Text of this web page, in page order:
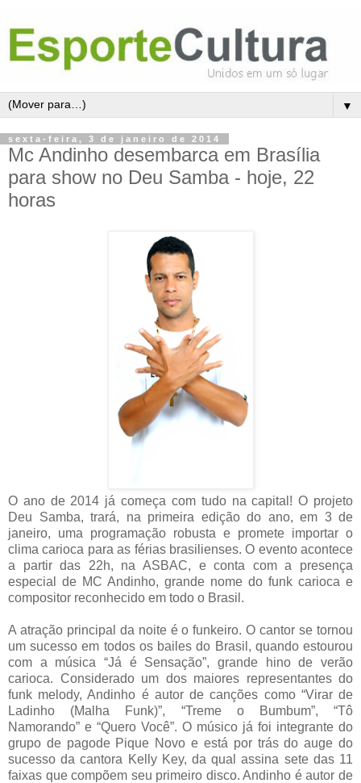
▼
sexta-feira, 3 de janeiro de 2014
Mc Andinho desembarca em Brasília
para show no Deu Samba - hoje, 22
horas
O ano de 2014 já começa com tudo na capital! O projeto
Deu Samba, trará, na primeira edição do ano, em 3 de
janeiro, uma programação robusta e promete importar o
clima carioca para as férias brasilienses. O evento acontece
a partir das 22h, na ASBAC, e conta com a presença
especial de MC Andinho, grande nome do funk carioca e
compositor reconhecido em todo o Brasil.
A atração principal da noite é o funkeiro. O cantor se tornou
um sucesso em todos os bailes do Brasil, quando estourou
com a música “Já é Sensação”, grande hino de verão
carioca. Considerado um dos maiores representantes do
funk melody, Andinho é autor de canções como “Virar de
Ladinho (Malha Funk)”, “Treme o Bumbum”, “Tô
Namorando” e “Quero Você”. O músico já foi integrante do
grupo de pagode Pique Novo e está por trás do auge do
sucesso da cantora Kelly Key, da qual assina sete das 11
faixas que compõem seu primeiro disco. Andinho é autor de